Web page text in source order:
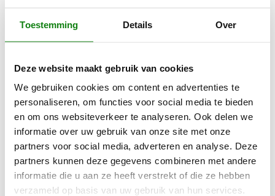
Toestemming Details Over
Deze website maakt gebruik van cookies
We gebruiken cookies om content en advertenties te
personaliseren, om functies voor social media te bieden
en om ons websiteverkeer te analyseren. Ook delen we
informatie over uw gebruik van onze site met onze
partners voor social media, adverteren en analyse. Deze
partners kunnen deze gegevens combineren met andere
informatie die u aan ze heeft verstrekt of die ze hebben
verzameld op basis van uw gebruik van hun services.
99.0 dB(A)
Geluidsvermogenniveau
Geluidsvermogenniveau